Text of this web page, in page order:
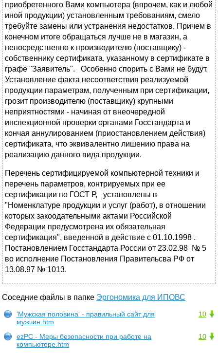
приобретенного Вами компьютера (впрочем, как и любой
иной продукции) установленным требованиям, смело
требуйте замены или устранения недостатков. Причем в
конечном итоге обращаться лучше не в магазин, а
непосредственно к производителю (поставщику) -
собственнику сертификата, указанному в сертификате в
графе "Заявитель". Особенно спорить с Вами не будут.
Установление факта несоответствия реализуемой
продукции параметрам, полученным при сертификации,
грозит производителю (поставщику) крупными
неприятностями - начиная от внеочередной
инспекционной проверки органами Госстандарта и
кончая аннулированием (приостановлением действия)
сертификата, что эквивалентно лишению права на
реализацию данного вида продукции.
Перечень сертифицируемой компьютерной техники и
перечень параметров, контрируемых при ее
сертификации по ГОСТ Р, установлены в
"Номенклатуре продукции и услуг (работ), в отношении
которых закоодательными актами Российской
Федерации предусмотрена их обязательная
сертификация", введенной в действие с 01.10.1998 .
Постановлением Госстандарта России от 23.02.98 № 5
во исполнение Постановления Правительсва РФ от
13.08.97 № 1013.
Соседние файлы в папке Эргономика для ИПОВС
10
'Мужская половина' - правильный сайт для
мужчин.htm
10
ezPC - Меры безопасности при работе на
компьютере.htm